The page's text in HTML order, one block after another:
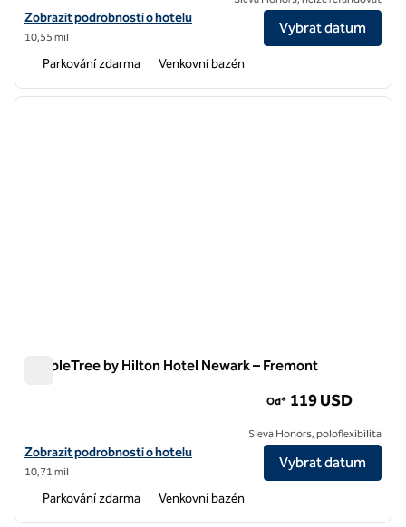
Zobrazit podrobnosti o hotelu Hilton Garden Inn San Mateo
Zobrazit podrobnosti o hotelu
10,55 mil
Vybrat datum
Parkování zdarma Venkovní bazén
1 z 12
další
DoubleTree by Hilton Hotel Newark – Fremont
Zobrazit detaily hotelu DoubleTree by Hilton Hotel Newark –
Zobrazit podrobnosti o hotelu
10,71 mil
Od* 119 USD
Sleva Honors, poloflexibilita
Vybrat datum
Parkování zdarma Venkovní bazén